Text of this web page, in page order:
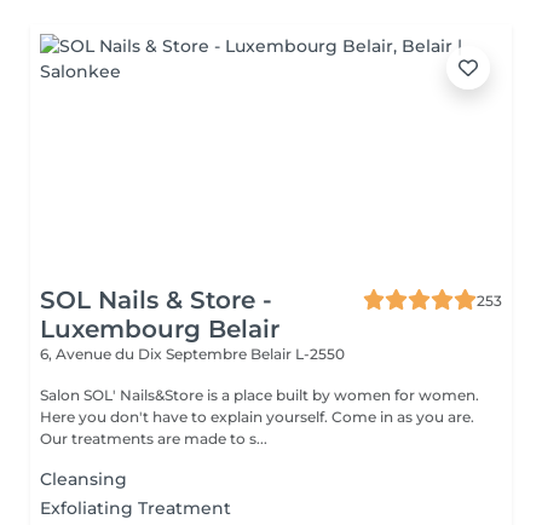
SOL Nails & Store -
Luxembourg Belair
253
6, Avenue du Dix Septembre Belair L-2550
Salon SOL' Nails&Store is a place built by women for women.
Here you don't have to explain yourself. Come in as you are.
Our treatments are made to s...
Cleansing
Exfoliating Treatment